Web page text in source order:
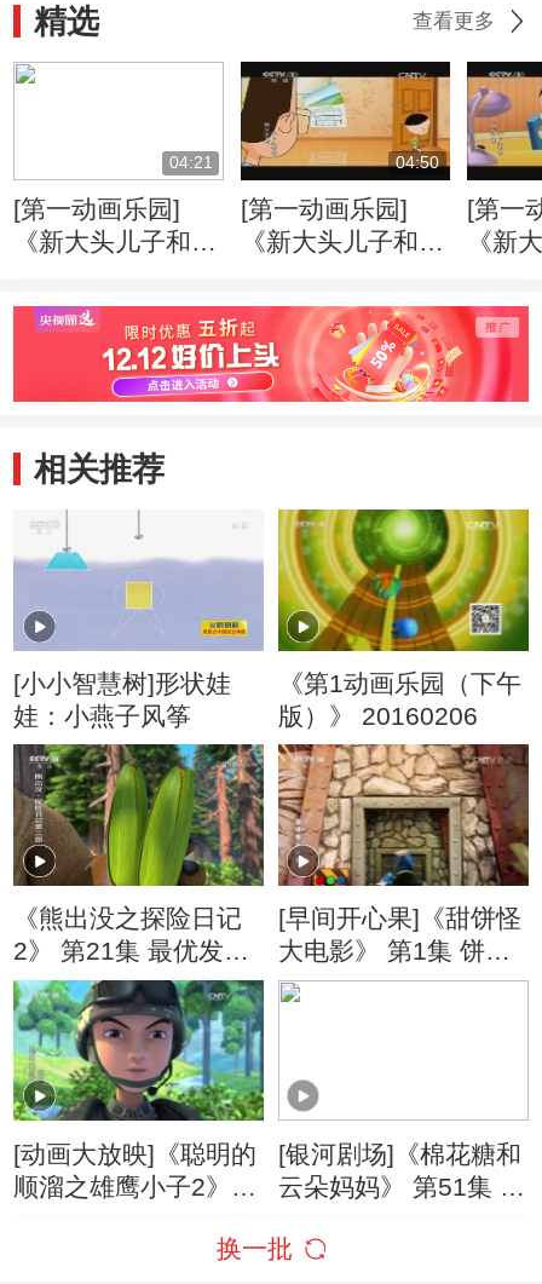
精选 查看更多
04:21
[第一动画乐园]
《新大头儿子和小
季） 好朋友
04:50
[第一动画乐园]
《新大头儿子和小
季） 戴眼镜的大
头儿子
[第一
《新
季）
旧玩具
相关推荐
[小小智慧树]形状娃
娃：小燕子风筝
《第1动画乐园（下午
版）》 20160206
《熊出没之探险日记
2》 第21集 最优发明
小能手
[早间开心果]《甜饼怪
大电影》 第1集 饼饼7
大破饼干危机
[动画大放映]《聪明的
顺溜之雄鹰小子2》
[银河剧场]《棉花糖和
云朵妈妈》 第51集 十
换一批